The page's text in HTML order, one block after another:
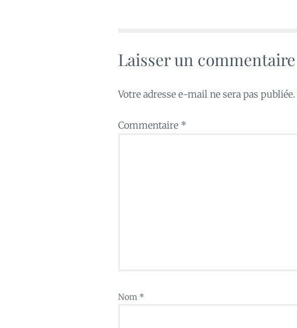
Laisser un commentaire
Votre adresse e-mail ne sera pas publiée.
Commentaire *
Nom *